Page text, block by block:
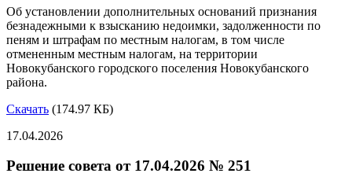
Об установлении дополнительных оснований признания
безнадежными к взысканию недоимки, задолженности по
пеням и штрафам по местным налогам, в том числе
отмененным местным налогам, на территории
Новокубанского городского поселения Новокубанского
района.
Скачать (174.97 КБ)
17.04.2026
Решение совета от 17.04.2026 № 251